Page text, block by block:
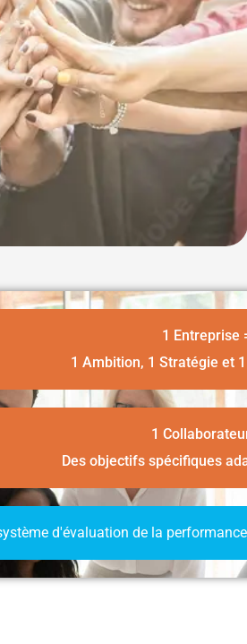
1 Entreprise
1 Ambition, 1 Stratégie et
1
Des objectifs spécifiques
d'évaluation de la